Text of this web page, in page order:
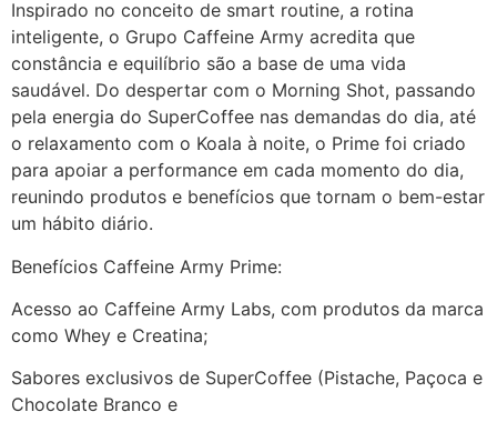
Inspirado no conceito de smart routine, a rotina
inteligente, o Grupo Caffeine Army acredita que
constância e equilíbrio são a base de uma vida
saudável. Do despertar com o Morning Shot, passando
pela energia do SuperCoffee nas demandas do dia, até
o relaxamento com o Koala à noite, o Prime foi criado
para apoiar a performance em cada momento do dia,
reunindo produtos e benefícios que tornam o bem-estar
um hábito diário.
Benefícios Caffeine Army Prime:
Acesso ao Caffeine Army Labs, com produtos da marca
como Whey e Creatina;
Sabores exclusivos de SuperCoffee (Pistache, Paçoca e
Chocolate Branco e